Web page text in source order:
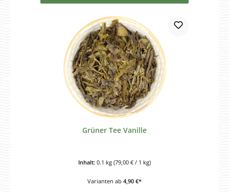
Grüner Tee Vanille
Inhalt: 0.1 kg (79,00 € / 1 kg)
Varianten ab 4,90 €*